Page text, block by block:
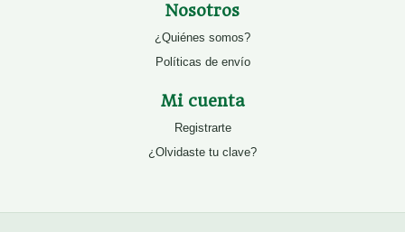
Nosotros
¿Quiénes somos?
Políticas de envío
Mi cuenta
Registrarte
¿Olvidaste tu clave?